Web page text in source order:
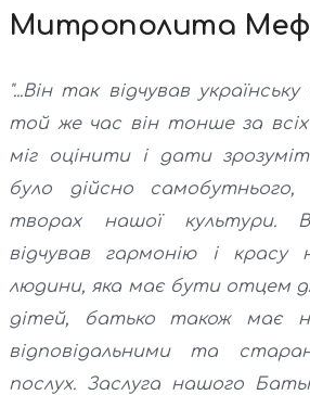
Митрополита
"...Він так відчував
той же час він тонше за всіх
міг оцінити і дати
було дійсно самобутнього,
творах нашої культури.
відчував гармонію і красу
людини, яка має бути отцем
дітей, батько також має
відповідальними та
послух. Заслуга нашого